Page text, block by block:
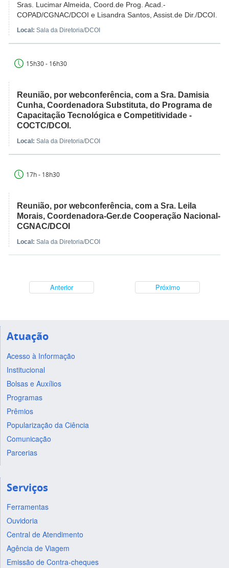
Sras. Lucimar Almeida, Coord.de Prog. Acad.-
COPAD/CGNAC/DCOI e Lisandra Santos, Assist.de Dir./DCOI.
Local: Sala da Diretoria/DCOI
15h30 - 16h30
Reunião, por webconferência, com a Sra. Damisia
Cunha, Coordenadora Substituta, do Programa de
Capacitação Tecnológica e Competitividade -
COCTC/DCOI.
Local: Sala da Diretoria/DCOI
17h - 18h30
Reunião, por webconferência, com a Sra. Leila
Morais, Coordenadora-Ger.de Cooperação Nacional-
CGNAC/DCOI
Local: Sala da Diretoria/DCOI
Anterior Próximo
Atuação
Acesso à Informação
Institucional
Bolsas e Auxílios
Programas
Prêmios
Popularização da Ciência
Comunicação
Parcerias
Serviços
Ferramentas
Ouvidoria
Central de Atendimento
Agência de Viagem
Emissão de Contra-cheques